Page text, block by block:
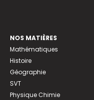
NOS MATIÈRES
Mathématiques
Histoire
Géographie
SVT
Physique Chimie